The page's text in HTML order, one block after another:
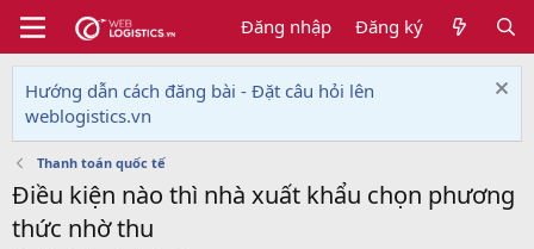
Đăng nhập Đăng ký
Hướng dẫn cách đăng bài - Đặt câu hỏi lên
weblogistics.vn
Thanh toán quốc tế
Điều kiện nào thì nhà xuất khẩu chọn phương
thức nhờ thu